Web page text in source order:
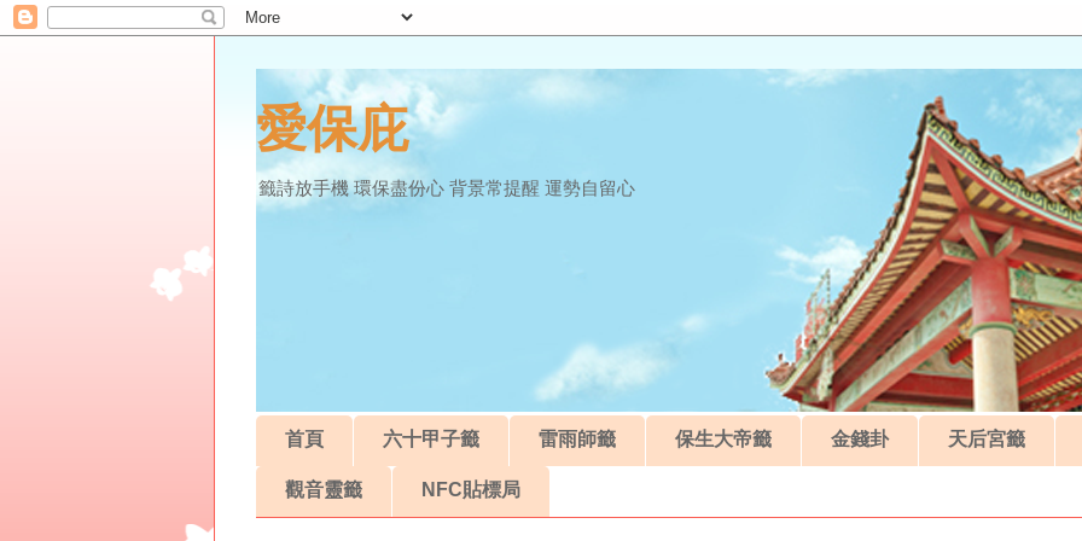
愛保庇
籤詩放手機 環保盡份心 背景常提醒 運勢自留心
首頁 六十甲子籤 雷雨師籤 保生大帝籤 金錢卦 天后宮籤
觀音靈籤 NFC貼標局